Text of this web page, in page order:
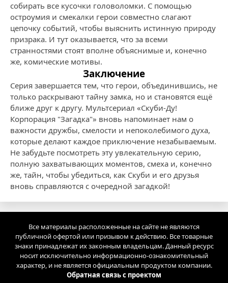
собирать все кусочки головоломки. С помощью
остроумия и смекалки герои совместно слагают
цепочку событий, чтобы выяснить истинную природу
призрака. И тут оказывается, что за всеми
странностями стоят вполне объяснимые и, конечно
же, комические мотивы.
Заключение
Серия завершается тем, что герои, объединившись, не
только раскрывают тайну замка, но и становятся ещё
ближе друг к другу. Мультсериал «Скуби-Ду!
Корпорация "Загадка"» вновь напоминает нам о
важности дружбы, смелости и непоколебимого духа,
которые делают каждое приключение незабываемым.
Не забудьте посмотреть эту увлекательную серию,
полную захватывающих моментов, смеха и, конечно
же, тайн, чтобы убедиться, как Скуби и его друзья
вновь справляются с очередной загадкой!
Все материалы расположенные на сайте не являются
публичной офертой или призывом к действию. Все товарные
знаки принадлежат их законным владельцам. Данный ресурс
носит исключительно информационно-ознакомительный
характер, и не является официальным продуктом компании.
Обратная связь с проектом